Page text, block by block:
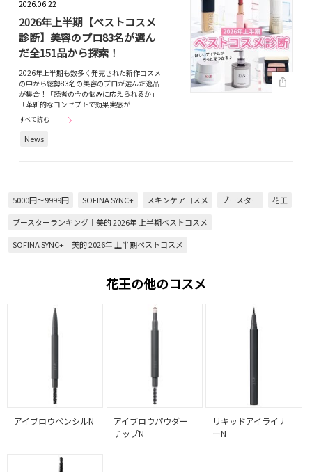
2026.06.22
2026年上半期【ベストコスメ
診断】美容のプロ83名が選ん
だ全151品から探索！
2026年上半期も数多く発売された新作コスメ
の中から総勢83名の美容のプロが選んだ逸品
が集合！「読者の今の悩みに応えられるか」
「革新的なコンセプトで効果実感が…
すべて読む
News
5000円～9999円 SOFINA SYNC+ スキンケアコスメ ブースター
花王
ブースターランキング｜美的 2026年 上半期ベストコスメ
SOFINA SYNC+｜美的 2026年 上半期ベストコスメ
花王の他のコスメ
アイブロウペンシルN
アイブロウパウダー
チップN
リキッドアイライナ
ーN